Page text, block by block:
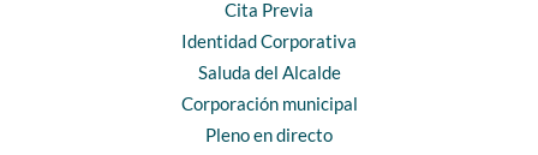
Cita Previa
Identidad Corporativa
Saluda del Alcalde
Corporación municipal
Pleno en directo